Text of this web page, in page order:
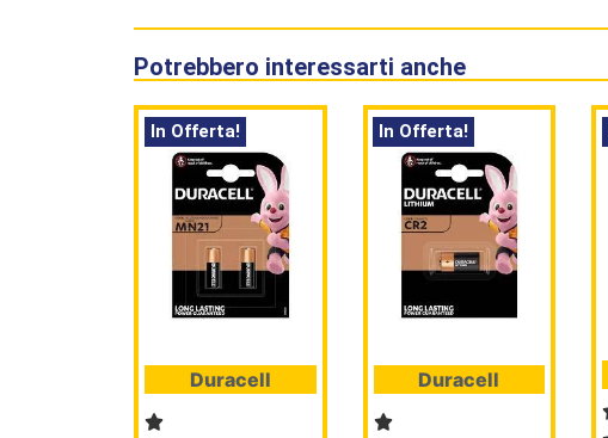
Potrebbero interessarti anche
In Offerta!
Duracell
In Offerta!
Duracell